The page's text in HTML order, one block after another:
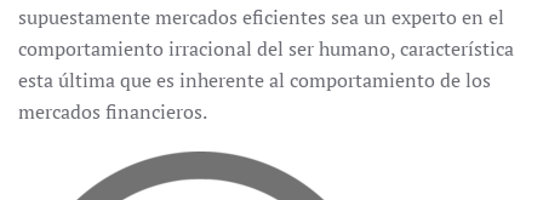
supuestamente mercados eficientes sea un experto en el
comportamiento irracional del ser humano, característica
esta última que es inherente al comportamiento de los
mercados financieros.